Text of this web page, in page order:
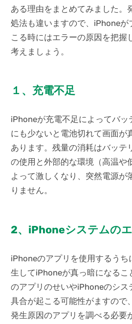
ある理由をまとめてみました。
処法も違いますので、iPhoneが
こる時にはエラーの原因を把握
考えましょう。
１、充電不足
iPhoneが充電不足によってバッ
にも少ないと電池切れて画面が
あります。残量の消耗はバッテ
の使用と外部的な環境（高温や
よって激しくなり、突然電源が
りません。
2、iPhoneシステムの
iPhoneのアプリを使用するうち
生してiPhoneが真っ暗になるこ
のアプリのせいやiPhoneのシス
具合が起こる可能性がますので
発生原因のアプリを調べる必要